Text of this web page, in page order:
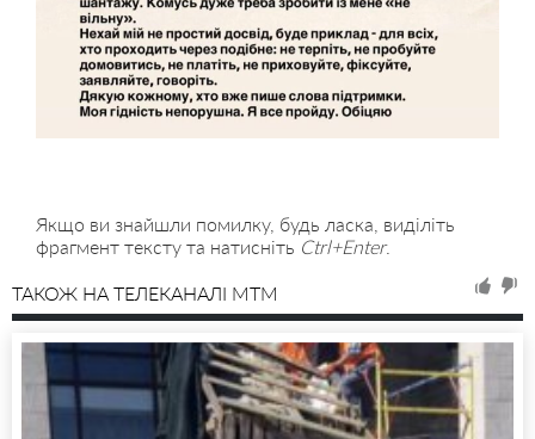
Якщо ви знайшли помилку, будь ласка, виділіть
фрагмент тексту та натисніть Ctrl+Enter.
ТАКОЖ НА ТЕЛЕКАНАЛІ MTM